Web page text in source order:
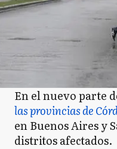
En el nuevo parte
las provincias de
en Buenos Aires y
distritos afectados.